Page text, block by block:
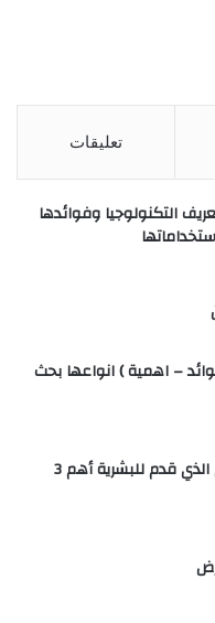
تعليقات
التكنولوجيا وفوائدها
– اهمية ) انواعها بحث
نيكولا تسلا المخترع الذي قدم للبشرية أهم 3